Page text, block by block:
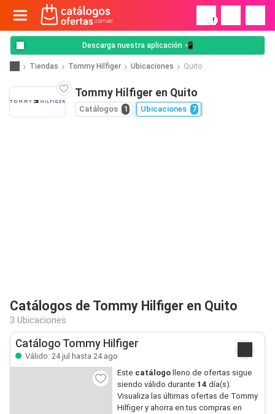
!
Descarga nuestra aplicación 📲
Tiendas Tommy Hilfiger Ubicaciones Quito
Tommy Hilfiger en Quito
Catálogos 1 Ubicaciones 7
Catálogos de Tommy Hilfiger en Quito
3 Ubicaciones
Catálogo Tommy Hilfiger
Válido: 24 jul hasta 24 ago
Este catálogo lleno de ofertas sigue
siendo válido durante 14 día(s).
Visualiza las últimas ofertas de Tommy
Hilfiger y ahorra en tus compras en